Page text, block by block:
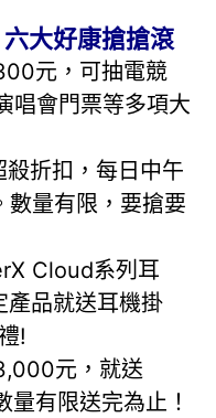
大好康搶搶滾
元，可抽電競
唱會門票等多項大
折扣，每日中午
數量有限，要搶要
Cloud系列耳
產品就送耳機掛
!
元，就送
有限送完為止！